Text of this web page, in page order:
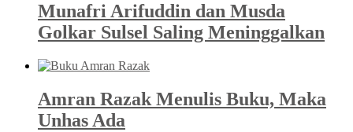
Munafri Arifuddin dan Musda
Golkar Sulsel Saling Meninggalkan
Amran Razak Menulis Buku, Maka
Unhas Ada